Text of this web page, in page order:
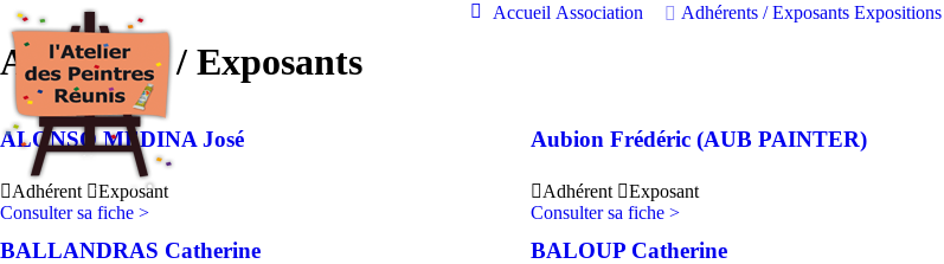
Accueil Association Adhérents / Exposants Expositions
Adhérents / Exposants
ALONSO MEDINA José
Adhérent
Exposant
Consulter sa fiche >
Aubion Frédéric (AUB PAINTER)
Adhérent
Exposant
Consulter sa fiche >
BALLANDRAS Catherine BALOUP Catherine